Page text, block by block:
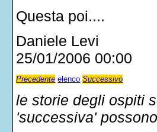
Questa poi....
Daniele Levi
25/01/2006 00:00
Precedente elenco Successivo
le storie degli ospiti
'successiva'